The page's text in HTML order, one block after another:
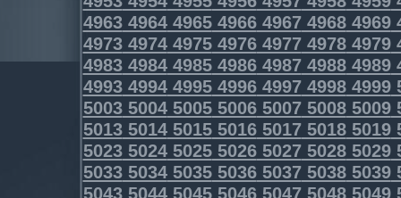
4963496449654966496749684969
4973497449754976497749784979
4983498449854986498749884989
4993499449954996499749984999
5003500450055006500750085009
5013501450155016501750185019
5023502450255026502750285029
5033503450355036503750385039
5043504450455046504750485049